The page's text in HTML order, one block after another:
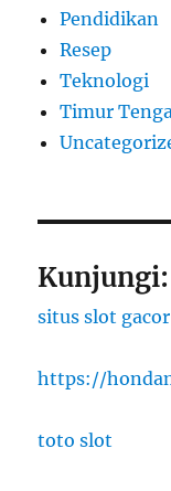
Pendidikan
Resep
Teknologi
Timur
Kunjungi:
situs slot
https://
toto slot